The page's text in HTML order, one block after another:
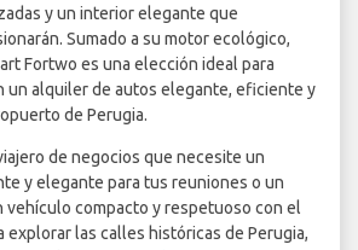
y un interior elegante que
Sumado a su motor ecológico,
Fortwo es una elección ideal para
un alquiler de autos elegante, eficiente y
de Perugia.
de negocios que necesite un
y elegante para tus reuniones o un
vehículo compacto y respetuoso con el
explorar las calles históricas de Perugia,